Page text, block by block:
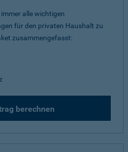
alle wichtigen
für den privaten Haushalt zu
zusammengefasst:
berechnen